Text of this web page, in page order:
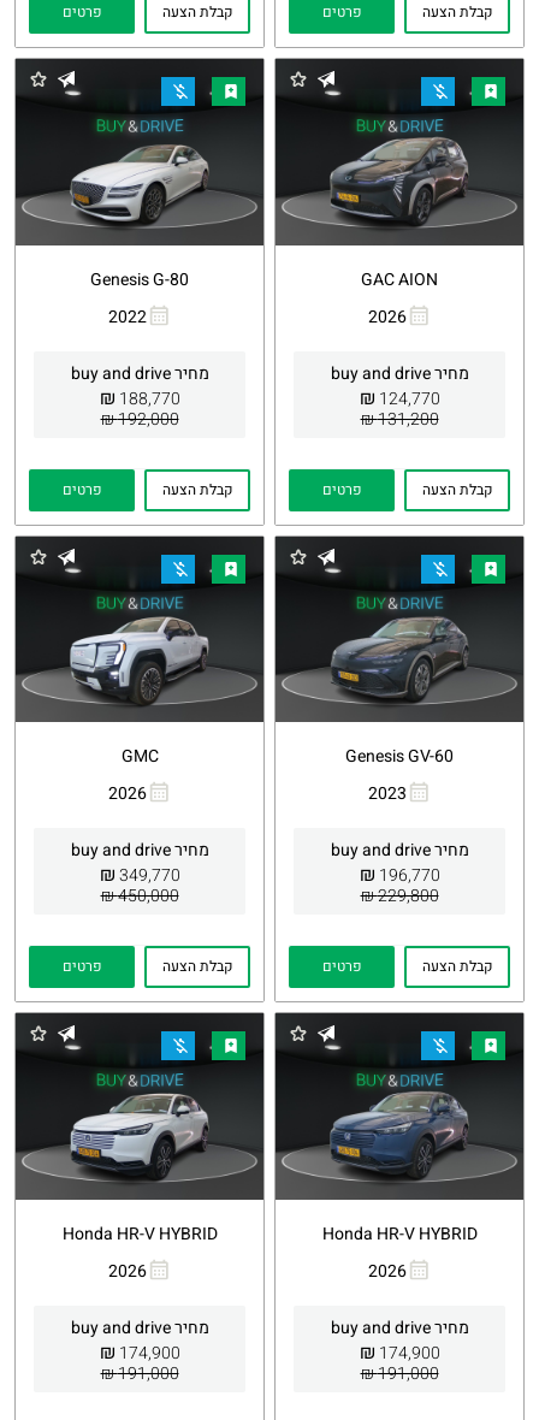
קבלת הצעה פרטים קבלת הצעה פרטים
GAC AION
2026
מחיר buy and drive
124,770
₪
131,200 ₪
Whatsapp
קבלת הצעה פרטים
Genesis G-80
2022
מחיר buy and drive
188,770
₪
192,000 ₪
Whatsapp
קבלת הצעה פרטים
Genesis GV-60
2023
מחיר buy and drive
196,770
₪
229,800 ₪
Whatsapp
קבלת הצעה פרטים
GMC
2026
מחיר buy and drive
349,770
₪
450,000 ₪
Whatsapp
קבלת הצעה פרטים
Honda HR-V HYBRID
2026
מחיר buy and drive
174,900
₪
191,000 ₪
Whatsapp
Honda HR-V HYBRID
2026
מחיר buy and drive
174,900
₪
191,000 ₪
Whatsapp